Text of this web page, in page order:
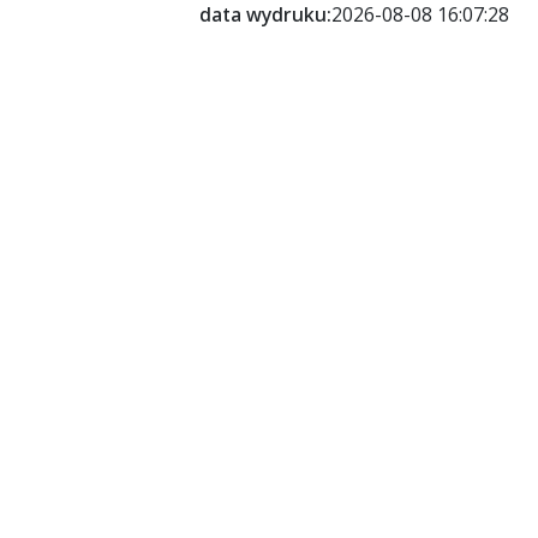
data wydruku:2026-08-08 16:07:28